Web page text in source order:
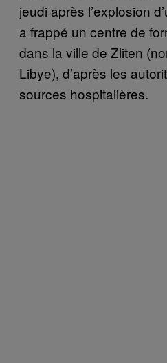
jeudi après l’explosion
a frappé un centre de
dans la ville de Zliten
Libye), d’après les
sources hospitalières.